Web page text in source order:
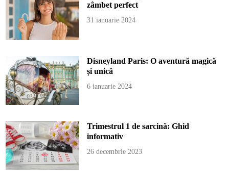
zâmbet perfect
31 ianuarie 2024
Disneyland Paris: O aventură magică
și unică
6 ianuarie 2024
Trimestrul 1 de sarcină: Ghid
informativ
26 decembrie 2023